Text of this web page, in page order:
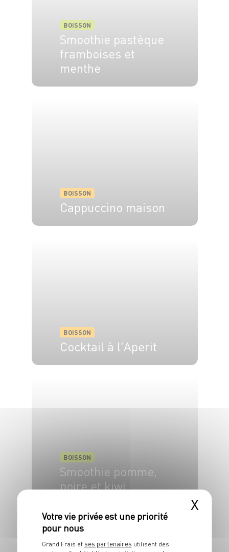
BOISSON
Smoothie pastèque
framboises et
menthe
BOISSON
Cappuccino maison
BOISSON
Cocktail à l'Aperit
BOISSON
Smoothie pomme,
poire et kiwi
X
Grand Frais et ses partenaires utilisent des